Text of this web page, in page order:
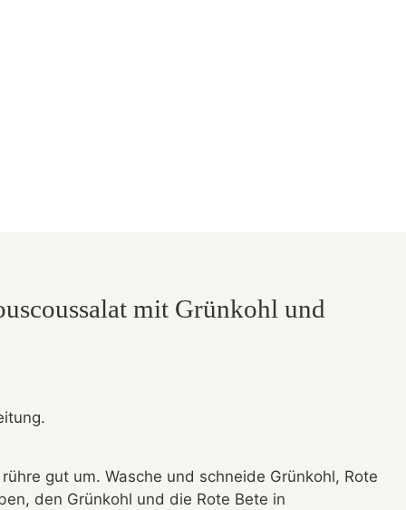
mit Grünkohl und
gut um. Wasche und schneide Grünkohl, Rote
den Grünkohl und die Rote Bete in